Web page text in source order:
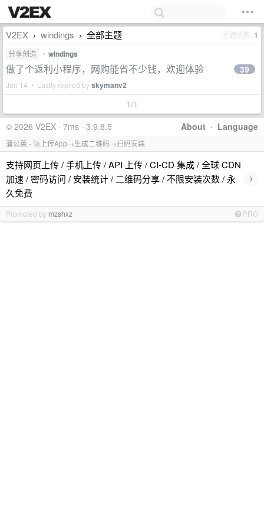
V2EX › windings › 全部主题 主题总数 1
分享创造 • windings
做了个返利小程序，网购能省不少钱，欢迎体验
Jan 14 • Lastly replied byskymanv2
39
1/1
About · Language
© 2026 V2EX · 7ms · 3.9.8.5
蒲公英 - 🚀上传App→生成二维码→扫码安装
支持网页上传 / 手机上传 / API 上传 / CI-CD 集成 / 全球 CDN
加速 / 密码访问 / 安装统计 / 二维码分享 / 不限安装次数 / 永
久免费
›
Promoted by mzshxz PRO